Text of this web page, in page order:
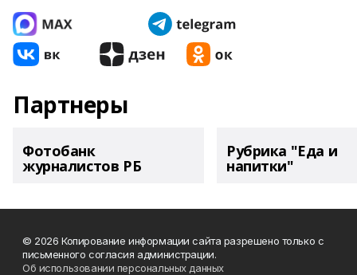
Партнеры
Фотобанк
журналистов РБ
Рубрика "Еда и
напитки"
© 2026 Копирование информации сайта разрешено только с
письменного согласия администрации.
Об использовании персональных данных